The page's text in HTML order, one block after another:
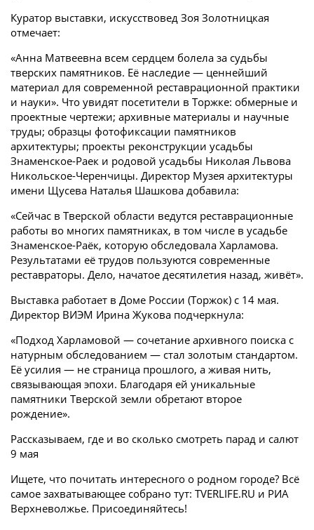
Куратор выставки, искусствовед Зоя Золотницкая
отмечает:
«Анна Матвеевна всем сердцем болела за судьбы
тверских памятников. Её наследие — ценнейший
материал для современной реставрационной практики
и науки». Что увидят посетители в Торжке: обмерные и
проектные чертежи; архивные материалы и научные
труды; образцы фотофиксации памятников
архитектуры; проекты реконструкции усадьбы
Знаменское-Раек и родовой усадьбы Николая Львова
Никольское-Черенчицы. Директор Музея архитектуры
имени Щусева Наталья Шашкова добавила:
«Сейчас в Тверской области ведутся реставрационные
работы во многих памятниках, в том числе в усадьбе
Знаменское-Раёк, которую обследовала Харламова.
Результатами её трудов пользуются современные
реставраторы. Дело, начатое десятилетия назад, живёт».
Выставка работает в Доме России (Торжок) с 14 мая.
Директор ВИЭМ Ирина Жукова подчеркнула:
«Подход Харламовой — сочетание архивного поиска с
натурным обследованием — стал золотым стандартом.
Её усилия — не страница прошлого, а живая нить,
связывающая эпохи. Благодаря ей уникальные
памятники Тверской земли обретают второе
рождение».
Рассказываем, где и во сколько смотреть парад и салют
9 мая
Ищете, что почитать интересного о родном городе? Всё
самое захватывающее собрано тут: TVERLIFE.RU и РИА
Верхневолжье. Присоединяйтесь!